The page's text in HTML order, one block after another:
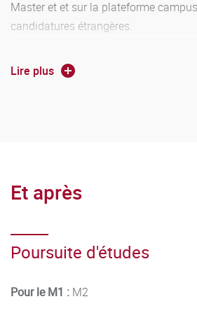
Master et et sur la plateforme
candidatures étrangères.
Lettre de motivation, CV, acte de
antérieure.
Lire plus
Et après
Poursuite d'études
Pour le M1 : M2